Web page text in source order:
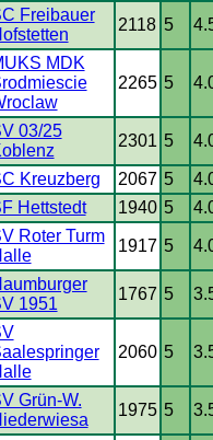
Freibauer
2118 5
MDK
2265 5
03/25
2301 5
Kreuzberg 2067 5
Hettstedt 1940 5
Roter Turm
1917 5
1951
1767 5
2060 5
Grün-W.
1975 5